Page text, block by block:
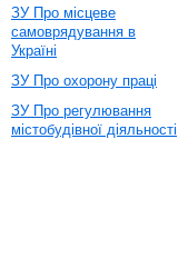
ЗУ Про місцеве
самоврядування в
Україні
ЗУ Про охорону праці
ЗУ Про регулювання
містобудівної діяльності